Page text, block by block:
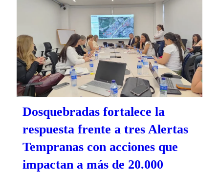
Dosquebradas fortalece la
respuesta frente a tres Alertas
Tempranas con acciones que
impactan a más de 20.000